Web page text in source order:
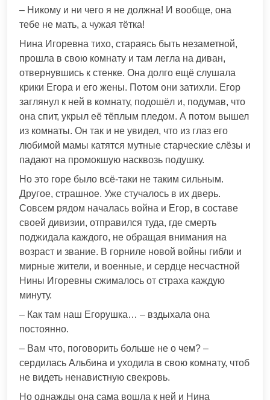
– Никому и ни чего я не должна! И вообще, она
тебе не мать, а чужая тётка!
Нина Игоревна тихо, стараясь быть незаметной,
прошла в свою комнату и там легла на диван,
отвернувшись к стенке. Она долго ещё слушала
крики Егора и его жены. Потом они затихли. Егор
заглянул к ней в комнату, подошёл и, подумав, что
она спит, укрыл её тёплым пледом. А потом вышел
из комнаты. Он так и не увидел, что из глаз его
любимой мамы катятся мутные старческие слёзы и
падают на промокшую насквозь подушку.
Но это горе было всё-таки не таким сильным.
Другое, страшное. Уже стучалось в их дверь.
Совсем рядом началась война и Егор, в составе
своей дивизии, отправился туда, где смерть
поджидала каждого, не обращая внимания на
возраст и звание. В горниле новой войны гибли и
мирные жители, и военные, и сердце несчастной
Нины Игоревны сжималось от страха каждую
минуту.
– Как там наш Егорушка… – вздыхала она
постоянно.
– Вам что, поговорить больше не о чем? –
сердилась Альбина и уходила в свою комнату, чтоб
не видеть ненавистную свекровь.
Но однажды она сама вошла к ней и Нина